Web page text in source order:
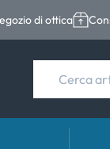
di ottica